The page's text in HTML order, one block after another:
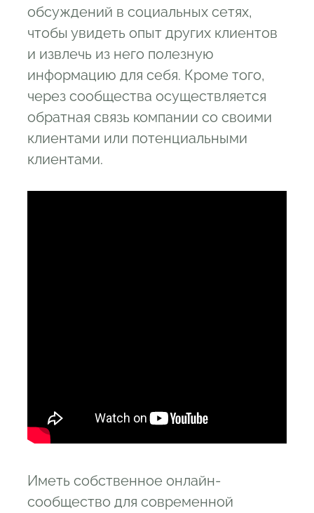
обсуждений в социальных сетях,
чтобы увидеть опыт других клиентов
и извлечь из него полезную
информацию для себя. Кроме того,
через сообщества осуществляется
обратная связь компании со своими
клиентами или потенциальными
клиентами.
Иметь собственное онлайн-
сообщество для современной